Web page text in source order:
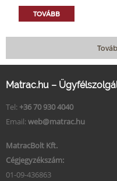
TOVÁBB
Matrac.hu –
Tel: +36 70 930 4040
Email: web@matrac.hu
MatracBolt Kft.
Cégjegyzékszám:
01-09-436863